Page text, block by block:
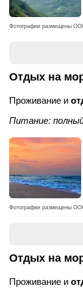
Фотографии размещены
Отдых на
Проживание и
Питание:
Фотографии размещены
Отдых на
Проживание и